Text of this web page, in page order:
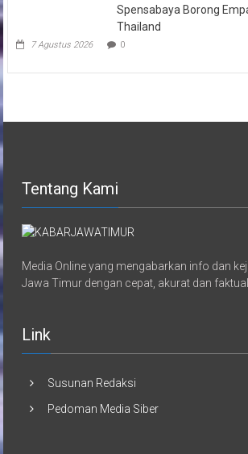
Spensabaya Borong
Thailand
7 Agustus 2026 0
Tentang Kami
Media Online yang mengabarkan info dan
Jawa Timur dengan cepat, akurat dan
Link
Susunan Redaksi
Pedoman Media Siber